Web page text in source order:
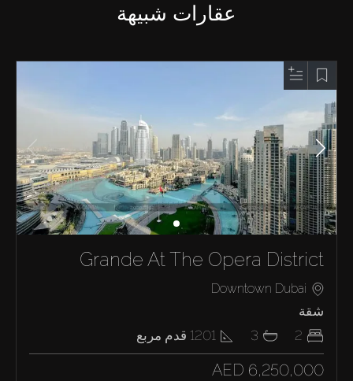
عقارات شبيهة
Grande At The Opera District
Downtown Dubai
شقة
2
3
1201 قدم مربع
AED 6,250,000